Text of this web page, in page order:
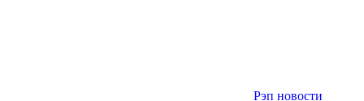
Рэп новости